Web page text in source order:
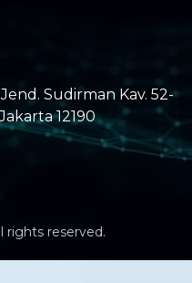
Sudirman Kav. 52-
12190
rights reserved.